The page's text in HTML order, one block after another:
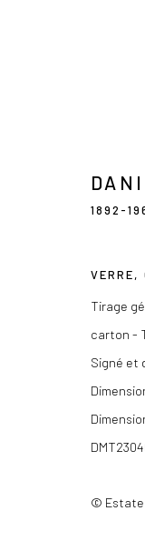
Les
54, rue
75003 Paris
Privacy Policy
1892-
VERRE,
Tirage
carton -
Signé et
© Estate